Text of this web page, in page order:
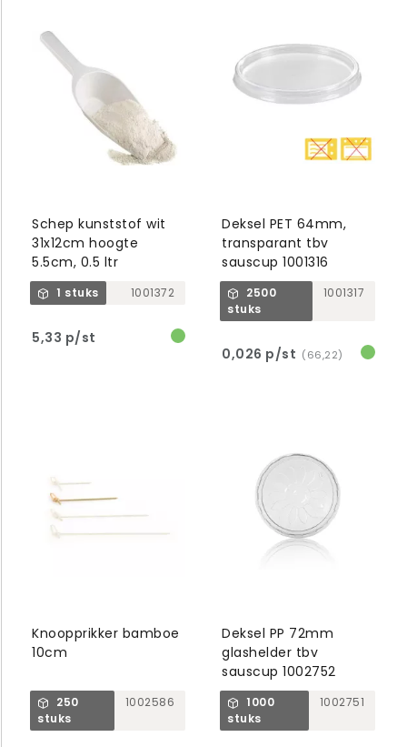
Schep kunststof wit
31x12cm hoogte
5.5cm, 0.5 ltr
1 stuks 1001372
5,33 p/st
Deksel PET 64mm,
transparant tbv
sauscup 1001316
2500
stuks
1001317
0,026 p/st (66,22)
Knoopprikker bamboe
10cm
250
stuks
1002586
Deksel PP 72mm
glashelder tbv
sauscup 1002752
1000
stuks
1002751